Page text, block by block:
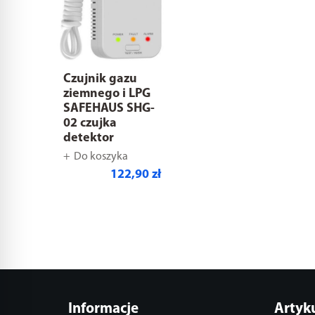
Czujnik gazu
ziemnego i LPG
SAFEHAUS SHG-
02 czujka
detektor
Do koszyka
122,90 zł
Informacje